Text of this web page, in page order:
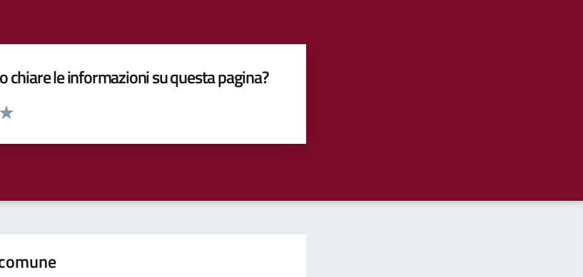
chiare le informazioni su questa pagina?
la pagina